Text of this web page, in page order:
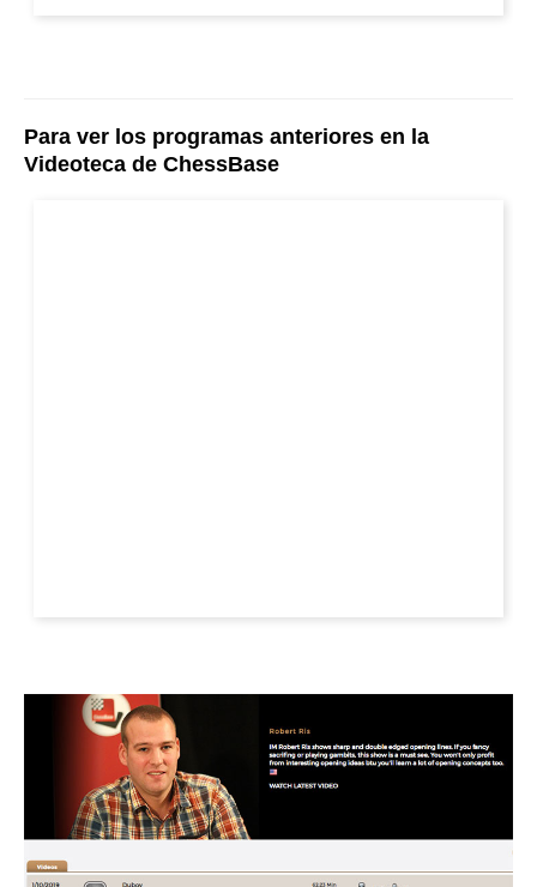
Para ver los programas anteriores en la
Videoteca de ChessBase